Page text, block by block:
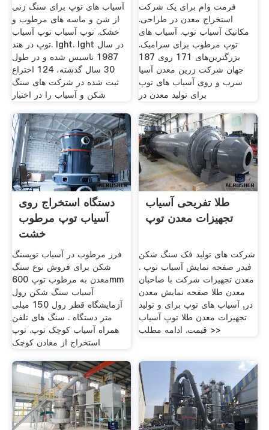
آسیاب های توپ برای سنگ زنی
از شن و ماسه های مرطوب و
خشک. توپ آسیاب توپ آسیاب
توپ در هند. lght. lght در سال
1987 تاسیس شده و در طول
30 سال گذشته، 124 اختراع
ثبت شده در شركت های سنگ
شكن و آسیاب را در اختیار
فرمت وام برای یک شرکت
استخراج معدن در طراحی.
مکانیک آسیاب توپ. آسیاب های
توپ مرطوب برای سرامیک.
بزرگترین‌های 171 روی 187
جهان شرکت زرین معدن آسیا
سرب و روی آسیاب های توپ
برای تولید معدن در
دستگاه استخراج روی
آسیاب توپ مرطوب
خشت
فرز مرطوب در آسیاب توپسنگ
شکن برای فروش نوع سنگ
معدن به مرطوب توپ 600mm
آسیاب سنگ شکن رول
آزمایشگاه قطر رول 150 میلی
متر دستگاه . سنگ های تلفن
همراه آسیاب کوچک توپ. توپ
استخراج از معادن کوچک
طلا تفریحی آسیاب
تجهیزات معدن توپ
شرکت های تولید فک سنگ شکن
فیدر صفحه نمایش آسیاب توپ .
معدن تجهیزات شرکت با صاحبان
معدن طلا صفحه نمایش معدن
در, آسیاب های توپ برای و تولید
تجهیزات معدن طلا توپ آسیاب
قیمت. ادامه مطلب >>